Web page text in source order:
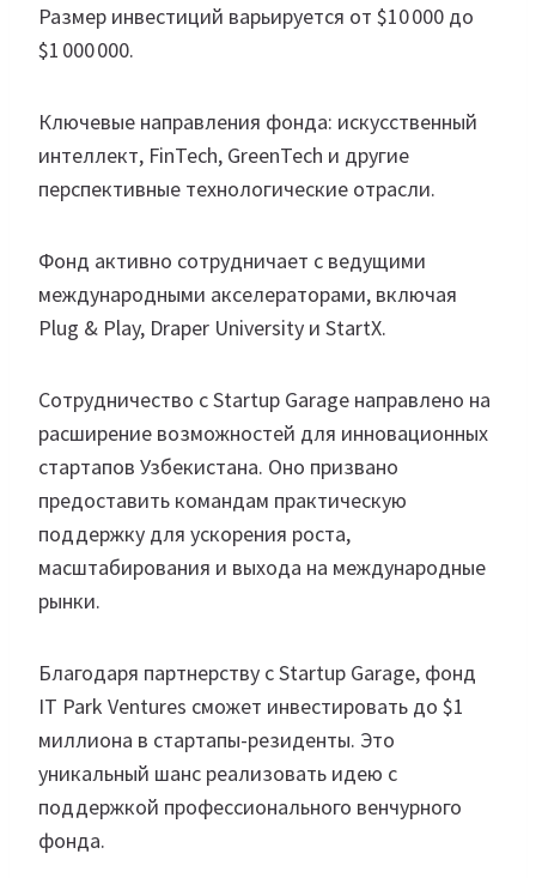
Размер инвестиций варьируется от $10 000 до
$1 000 000.
Ключевые направления фонда: искусственный
интеллект, FinTech, GreenTech и другие
перспективные технологические отрасли.
Фонд активно сотрудничает с ведущими
международными акселераторами, включая
Plug & Play, Draper University и StartX.
Сотрудничество с Startup Garage направлено на
расширение возможностей для инновационных
стартапов Узбекистана. Оно призвано
предоставить командам практическую
поддержку для ускорения роста,
масштабирования и выхода на международные
рынки.
Благодаря партнерству с Startup Garage, фонд
IT Park Ventures сможет инвестировать до $1
миллиона в стартапы-резиденты. Это
уникальный шанс реализовать идею с
поддержкой профессионального венчурного
фонда.